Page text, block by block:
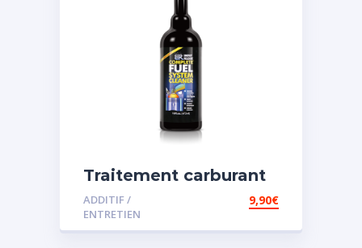
Traitement carburant
diesel et essence
ADDITIF /
ENTRETIEN
9,90€